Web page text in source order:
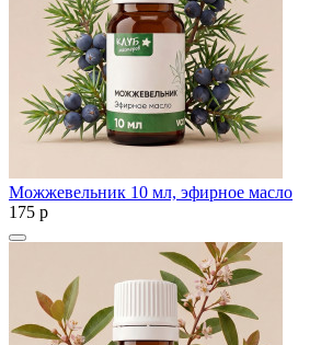
Можжевельник 10 мл, эфирное масло
175 p